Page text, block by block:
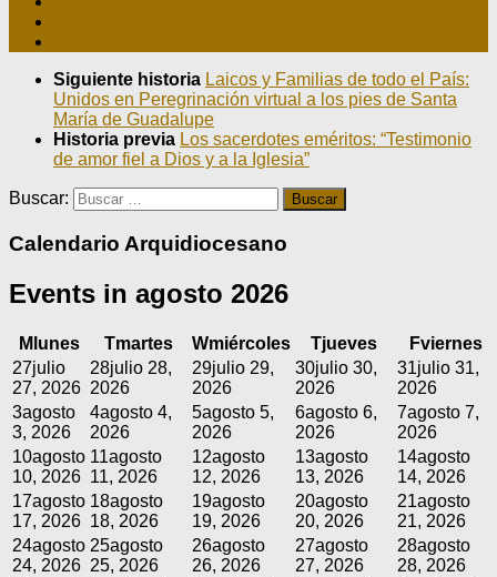
Siguiente historia Laicos y Familias de todo el País:
Unidos en Peregrinación virtual a los pies de Santa
María de Guadalupe
Historia previa Los sacerdotes eméritos: “Testimonio
de amor fiel a Dios y a la Iglesia”
Buscar:
Calendario Arquidiocesano
Events in agosto 2026
M lunes Tmartes Wmiércoles Tjueves Fviernes
27julio
27, 2026
28julio 28,
2026
29julio 29,
2026
30julio 30,
2026
31julio 31,
2026
3agosto
3, 2026
4agosto 4,
2026
5agosto 5,
2026
6agosto 6,
2026
7agosto 7,
2026
10agosto
10, 2026
11agosto
11, 2026
12agosto
12, 2026
13agosto
13, 2026
14agosto
14, 2026
17agosto
17, 2026
18agosto
18, 2026
19agosto
19, 2026
20agosto
20, 2026
21agosto
21, 2026
24agosto
24, 2026
25agosto
25, 2026
26agosto
26, 2026
27agosto
27, 2026
28agosto
28, 2026